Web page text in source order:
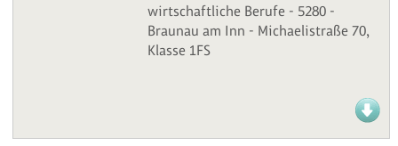
wirtschaftliche Berufe - 5280 -
Braunau am Inn - Michaelistraße 70,
Klasse 1FS